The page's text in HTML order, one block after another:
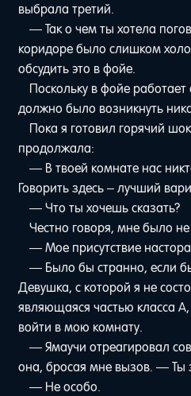
выбрала третий.
— Так о чем ты хотела
коридоре было слишком
обсудить это в фойе.
Поскольку в фойе работает
должно было возникнуть
Пока я готовил горячий
продолжала:
— В твоей комнате нас
Говорить здесь – лучший
— Что ты хочешь сказать?
Честно говоря, мне было
— Мое присутствие
— Было бы странно, если
Девушка, с которой я не
являющаяся частью класса
войти в мою комнату.
— Ямаучи отреагировал
она, бросая мне вызов. — Ты
— Не особо.